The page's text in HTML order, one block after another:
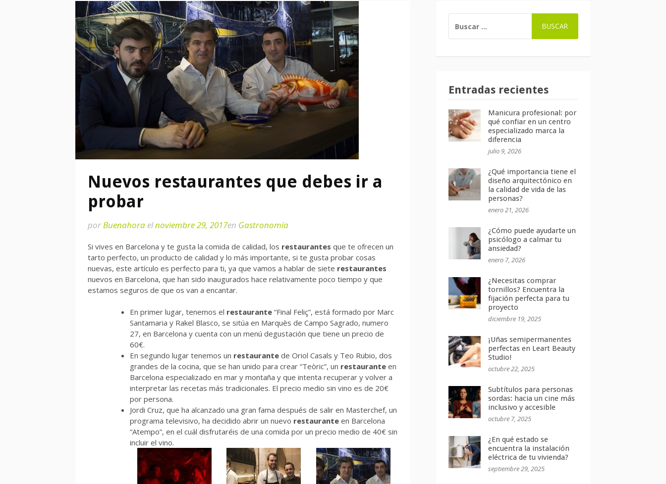
Nuevos restaurantes que debes ir a
probar
porBuenahora elnoviembre 29, 2017en Gastronomía
Si vives en Barcelona y te gusta la comida de calidad, los restaurantes que te ofrecen un
tarto perfecto, un producto de calidad y lo más importante, si te gusta probar cosas
nuevas, este artículo es perfecto para ti, ya que vamos a hablar de siete restaurantes
nuevos en Barcelona, que han sido inaugurados hace relativamente poco tiempo y que
estamos seguros de que os van a encantar.
En primer lugar, tenemos el restaurante “Final Feliç”, está formado por Marc
Santamaria y Rakel Blasco, se sitúa en Marquès de Campo Sagrado, numero
27, en Barcelona y cuenta con un menú degustación que tiene un precio de
60€.
En segundo lugar tenemos un restaurante de Oriol Casals y Teo Rubio, dos
grandes de la cocina, que se han unido para crear “Teòric”, un restaurante en
Barcelona especializado en mar y montaña y que intenta recuperar y volver a
interpretar las recetas más tradicionales. El precio medio sin vino es de 20€
por persona.
Jordi Cruz, que ha alcanzado una gran fama después de salir en Masterchef, un
programa televisivo, ha decidido abrir un nuevo restaurante en Barcelona
“Atempo”, en el cuál disfrutaréis de una comida por un precio medio de 40€ sin
incluir el vino.
Entradas recientes
Manicura profesional: por
qué confiar en un centro
especializado marca la
diferencia
julio 9, 2026
¿Qué importancia tiene el
diseño arquitectónico en
la calidad de vida de las
personas?
enero 21, 2026
¿Cómo puede ayudarte un
psicólogo a calmar tu
ansiedad?
enero 7, 2026
¿Necesitas comprar
tornillos? Encuentra la
fijación perfecta para tu
proyecto
diciembre 19, 2025
¡Uñas semipermanentes
perfectas en Leart Beauty
Studio!
octubre 22, 2025
Subtítulos para personas
sordas: hacia un cine más
inclusivo y accesible
octubre 7, 2025
¿En qué estado se
encuentra la instalación
eléctrica de tu vivienda?
septiembre 29, 2025